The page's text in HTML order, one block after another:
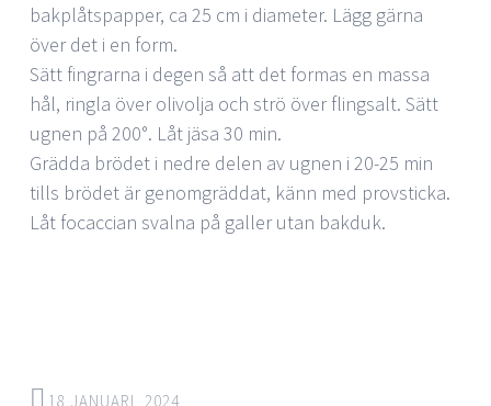
bakplåtspapper, ca 25 cm i diameter. Lägg gärna
över det i en form.
Sätt fingrarna i degen så att det formas en massa
hål, ringla över olivolja och strö över flingsalt. Sätt
ugnen på 200°. Låt jäsa 30 min.
Grädda brödet i nedre delen av ugnen i 20-25 min
tills brödet är genomgräddat, känn med provsticka.
Låt focaccian svalna på galler utan bakduk.
18 JANUARI, 2024